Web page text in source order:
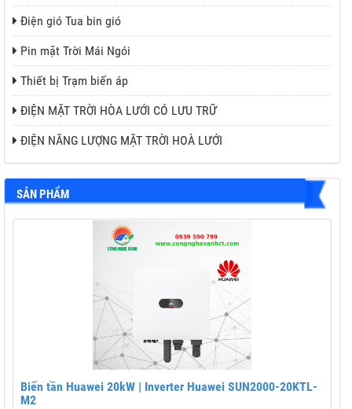
Điện gió Tua bin gió
Pin mặt Trời Mái Ngói
Thiết bị Trạm biến áp
ĐIỆN MẶT TRỜI HÒA LƯỚI CÓ LƯU TRỮ
ĐIỆN NĂNG LƯỢNG MẶT TRỜI HOÀ LƯỚI
SẢN PHẨM
Biến tần Huawei 20kW | Inverter Huawei SUN2000-20KTL-
M2